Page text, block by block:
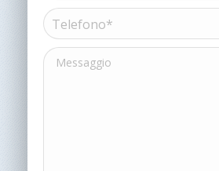
Telefono*
(Obbligatorio)
Messaggio